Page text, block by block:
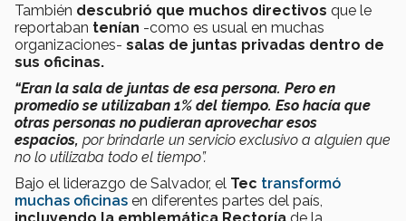
También descubrió que muchos directivos que le
reportaban tenían -como es usual en muchas
organizaciones- salas de juntas privadas dentro de
sus oficinas.
“Eran la sala de juntas de esa persona. Pero en
promedio se utilizaban 1% del tiempo. Eso hacía que
otras personas no pudieran aprovechar esos
espacios, por brindarle un servicio exclusivo a alguien que
no lo utilizaba todo el tiempo”.
Bajo el liderazgo de Salvador, el Tec transformó
muchas oficinas en diferentes partes del país,
incluyendo la emblemática Rectoría de la